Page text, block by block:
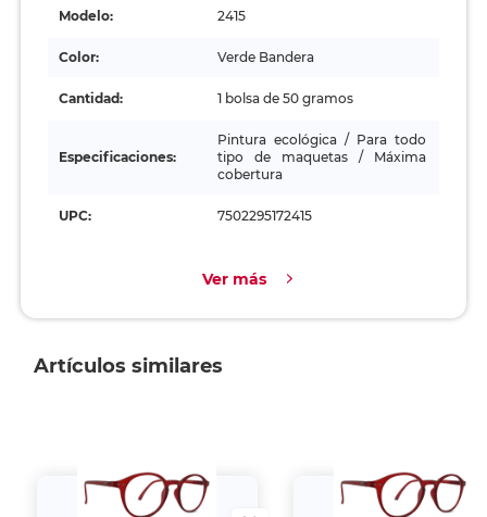
Modelo: 2415
Color: Verde Bandera
Cantidad: 1 bolsa de 50 gramos
Especificaciones:
Pintura ecológica / Para todo
tipo de maquetas / Máxima
cobertura
UPC: 7502295172415
Ver más
Artículos similares